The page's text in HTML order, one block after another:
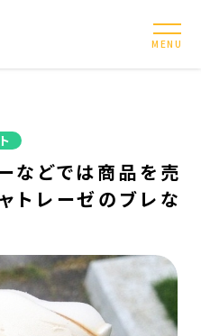
MENU
などでは商品を売
トレーゼのブレな